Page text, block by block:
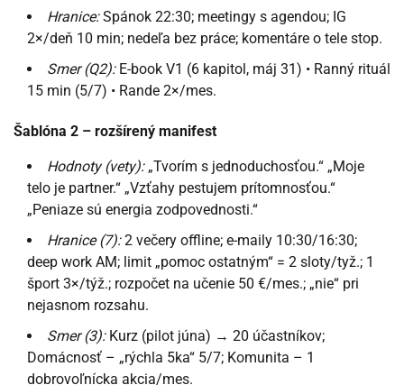
Hranice:Spánok 22:30; meetingy s agendou; IG
2×/deň 10 min; nedeľa bez práce; komentáre o tele stop.
Smer (Q2):E-book V1 (6 kapitol, máj 31) • Ranný rituál
15 min (5/7) • Rande 2×/mes.
Šablóna 2 – rozšírený manifest
Hodnoty (vety):„Tvorím s jednoduchosťou.“ „Moje
telo je partner.“ „Vzťahy pestujem prítomnosťou.“
„Peniaze sú energia zodpovednosti.“
Hranice (7):2 večery offline; e-maily 10:30/16:30;
deep work AM; limit „pomoc ostatným“ = 2 sloty/tyž.; 1
šport 3×/týž.; rozpočet na učenie 50 €/mes.; „nie“ pri
nejasnom rozsahu.
Smer (3):Kurz (pilot júna) → 20 účastníkov;
Domácnosť – „rýchla 5ka“ 5/7; Komunita – 1
dobrovoľnícka akcia/mes.